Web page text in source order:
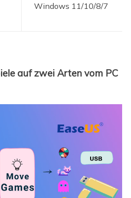
Windows 11/10/8/7
auf zwei Arten vom PC